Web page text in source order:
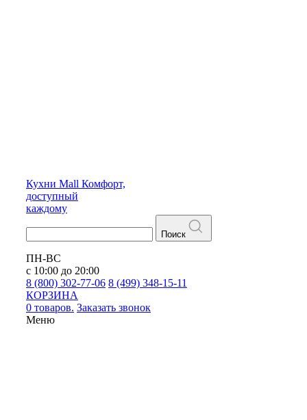
Кухни Mall Комфорт,
доступный
каждому
Поиск
ПН-ВС
с 10:00 до 20:00
8 (800) 302-77-06 8 (499) 348-15-11
КОРЗИНА
0 товаров. Заказать звонок
Меню